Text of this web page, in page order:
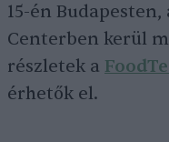
15-én
Centerben kerül
részletek a
érhetők el.